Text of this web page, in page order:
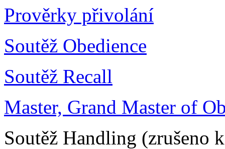
Prověrky přivolání
Soutěž Obedience
Soutěž Recall
Master, Grand Master of
Soutěž Handling (zrušeno